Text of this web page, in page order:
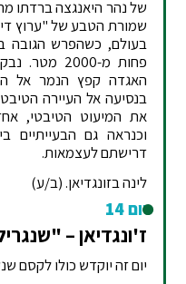
של נהר היאנגצה ברדתו
שמורת הטבע של "ערוץ
בעולם, כשהפרש הגובה
פחות מ-
האגדה קפץ הנמר אל
את המיעוט הטיבטי,
וכנראה גם הבעייתיים
דרישתם לעצמאות.
לינה בזונגדיאן. (ב/ע)
יום 14
ז'ונגדיאן –
יום זה יוקדש כולו לקסם